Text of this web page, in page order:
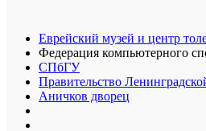
Еврейский музей и центр
Федерация компьютерного
СПбГУ
Правительство
Аничков дворец